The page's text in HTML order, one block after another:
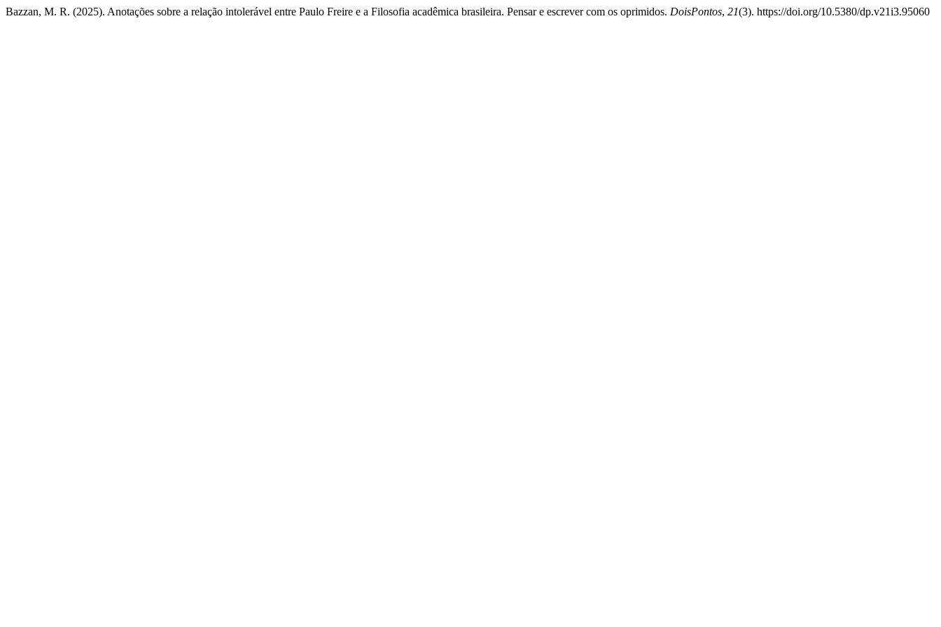
Bazzan, M. R. (2025). Anotações sobre a relação intolerável entre Paulo Freire e a Filosofia acadêmica brasileira. Pensar e escrever com os oprimidos. DoisPontos, 21(3). https://doi.org/10.5380/dp.v21i3.95060